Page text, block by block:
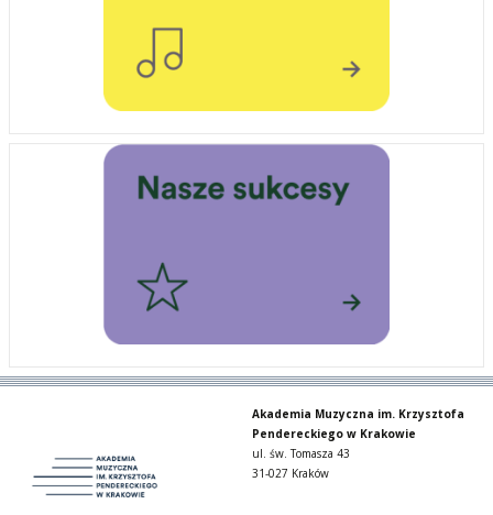
Akademia Muzyczna im. Krzysztofa
Pendereckiego w Krakowie
ul. św. Tomasza 43
31-027 Kraków